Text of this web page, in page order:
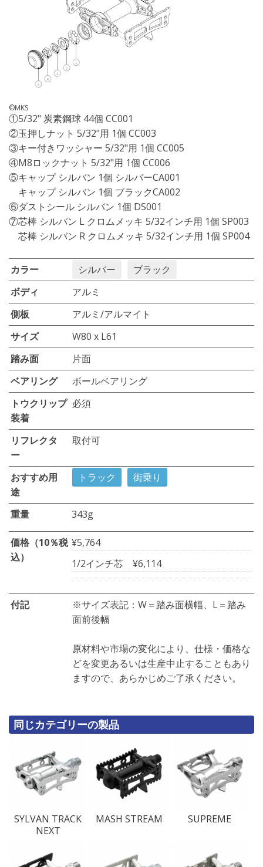
©MKS
①5/32" 炭素鋼球 44個 CC001
②玉押しナット 5/32"用 1個 CC003
③キー付きワッシャー 5/32"用 1個 CC005
④M8ロックナット 5/32"用 1個 CC006
⑤キャップ シルバン 1個 シルバーCA001
キャップ シルバン 1個 ブラックCA002
⑥ダストシール シルバン 1個 DS001
⑦芯棒 シルバン L クロムメッキ 5/32インチ用 1個 SP003
芯棒 シルバン R クロムメッキ 5/32インチ用 1個 SP004
カラー シルバー
ブラック
ボディ
アルミ
側板
アルミ/アルマイト
サイズ
W80 x L61
踏み面
片面
ベアリング
ボールベアリング
トウクリップ
装着
必須
リフレクタ
ー
取付可
おすすめ用
途
トラック 街乗り
重量 343g
価格（10％税
込）
¥5,764
1/2インチ芯 ¥6,114
付記
※サイズ表記：W＝踏み面横幅、L＝踏み
面前後幅
原材料や市場の変化により、仕様・価格な
どを変更あるいは生産中止することもあり
ますので、あらかじめご了承ください。
同じカテゴリーの製品
SYLVAN TRACK
NEXT
MASH STREAM SUPREME